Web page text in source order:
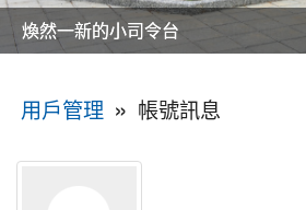
美麗的操場是我們活力的來源
美麗的操場是我們活力的來源
煥然一新的小司令台
煥然一新的小司令台
富含桃園埤塘田園風光意象的中廊
富含桃園埤塘田園風光意象的中廊
嶄新的中庭廣場
嶄新的中庭廣場
水生池生生不息
水生池生生不息
用戶管理 » 帳號訊息